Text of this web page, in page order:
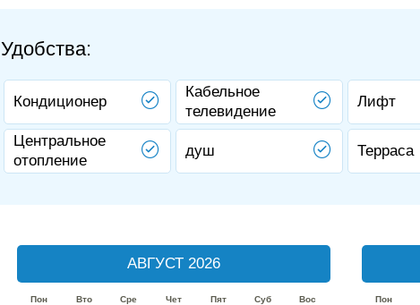
Удобства:
Кондиционер
Кабельное
телевидение
Лифт
Центральное
отопление
душ Терраса
АВГУСТ 2026
Пон Вто Сре Чет Пят Суб Вос Пон